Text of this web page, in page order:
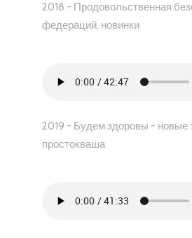
2018 - Продовольственная
федераций, новинки
2019 - Будем здоровы - новые
простокваша